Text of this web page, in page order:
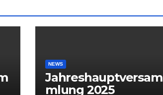
NEWS
Jahreshauptversam
mlung 2025